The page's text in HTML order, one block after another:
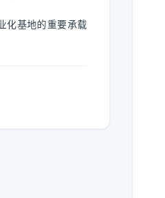
化基地的重要承载